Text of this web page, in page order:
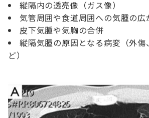
縦隔内の透亮像（ガス像）
気管周囲や食道周囲への気腫の広
皮下気腫や気胸の合併
縦隔気腫の原因となる病変（外傷
ど）